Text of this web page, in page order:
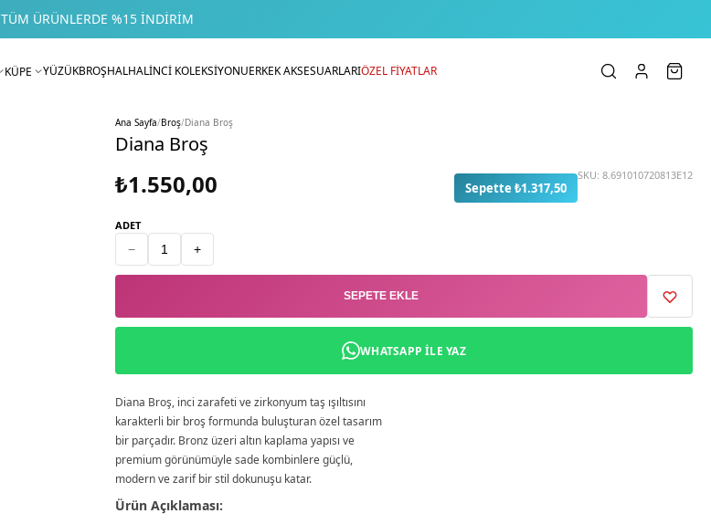
TÜM ÜRÜNLERDE %15 İNDIRIM
KÜPE YÜZÜKBROŞHALHALİNCİ KOLEKSİYONUERKEK AKSESUARLARIÖZEL FİYATLAR
Ana Sayfa/Broş/Diana Broş
Diana Broş
₺1.550,00 Sepette ₺1.317,50
SKU: 8.691010720813E12
ADET
− +
SEPETE EKLE
WHATSAPP ILE YAZ
Diana Broş, inci zarafeti ve zirkonyum taş ışıltısını
karakterli bir broş formunda buluşturan özel tasarım
bir parçadır. Bronz üzeri altın kaplama yapısı ve
premium görünümüyle sade kombinlere güçlü,
modern ve zarif bir stil dokunuşu katar.
Ürün Açıklaması: